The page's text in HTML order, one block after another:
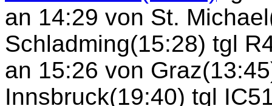
an 14:29 von St.
Schladming(15:28) tgl
an 15:26 von
Innsbruck(19:40) tgl